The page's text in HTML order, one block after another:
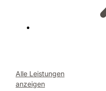
Alle Leistungen
anzeigen